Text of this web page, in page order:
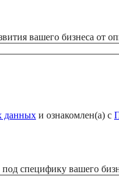
вашего бизнеса от
данных и ознакомлен(а) с
специфику вашего